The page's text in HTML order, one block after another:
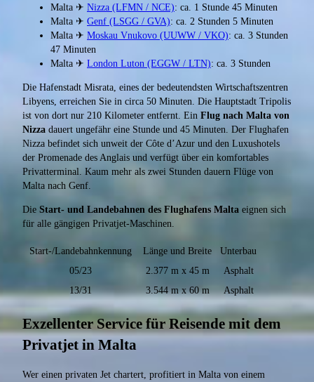
Malta ✈ Nizza (LFMN / NCE): ca. 1 Stunde 45 Minuten
Malta ✈ Genf (LSGG / GVA): ca. 2 Stunden 5 Minuten
Malta ✈ Moskau Vnukovo (UUWW / VKO): ca. 3 Stunden
47 Minuten
Malta ✈ London Luton (EGGW / LTN): ca. 3 Stunden
Die Hafenstadt Misrata, eines der bedeutendsten Wirtschaftszentren
Libyens, erreichen Sie in circa 50 Minuten. Die Hauptstadt Tripolis
ist von dort nur 210 Kilometer entfernt. Ein Flug nach Malta von
Nizza dauert ungefähr eine Stunde und 45 Minuten. Der Flughafen
Nizza befindet sich unweit der Côte d’Azur und den Luxushotels
der Promenade des Anglais und verfügt über ein komfortables
Privatterminal. Kaum mehr als zwei Stunden dauern Flüge von
Malta nach Genf.
Die Start- und Landebahnen des Flughafens Malta eignen sich
für alle gängigen Privatjet-Maschinen.
Start-/Landebahnkennung Länge und Breite
Unterbau
05/23
2.377 m x 45 m
Asphalt
13/31
3.544 m x 60 m Asphalt
Exzellenter Service für Reisende mit dem
Privatjet in Malta
Wer einen privaten Jet chartert, profitiert in Malta von einem